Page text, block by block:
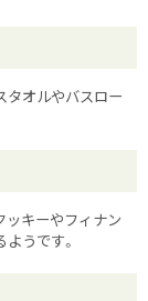
タオルやバスロー
ッキーやフィナン
うです。